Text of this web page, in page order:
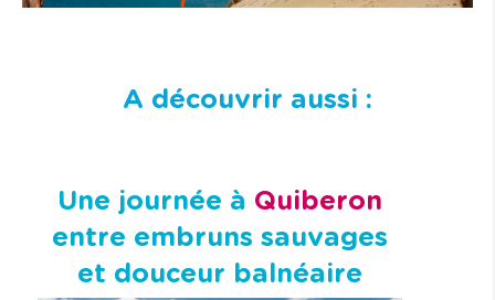
A découvrir aussi :
Une journée à Quiberon
entre embruns sauvages
et douceur balnéaire